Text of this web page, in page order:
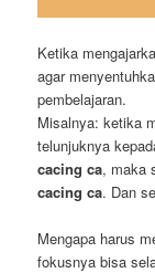
Ketika
agar
pembelajaran.
Misalnya: ketika
telunjuknya
cacing ca, maka
cacing ca. Dan
Mengapa harus
fokusnya bisa